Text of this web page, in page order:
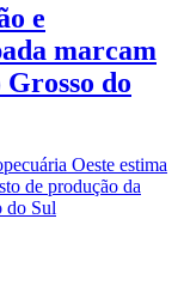
e
marcam
do
Oeste estima
de produção da
do Sul